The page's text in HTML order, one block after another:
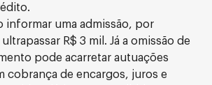
informar uma admissão, por
R$ 3 mil. Já a omissão de
pode acarretar autuações
cobrança de encargos, juros e